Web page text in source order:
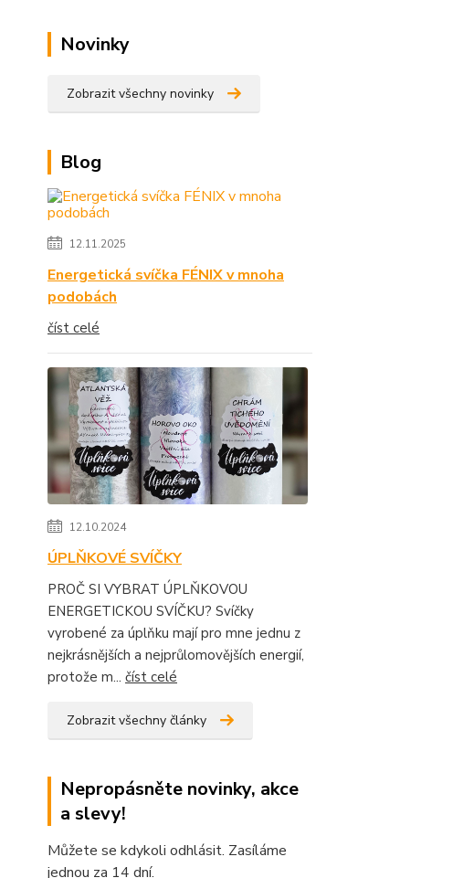
Novinky
Zobrazit všechny novinky
Blog
12.11.2025
Energetická svíčka FÉNIX v mnoha
podobách
číst celé
12.10.2024
ÚPLŇKOVÉ SVÍČKY
PROČ SI VYBRAT ÚPLŇKOVOU
ENERGETICKOU SVÍČKU? Svíčky
vyrobené za úplňku mají pro mne jednu z
nejkrásnějších a nejprůlomovějších energií,
protože m... číst celé
Zobrazit všechny články
Nepropásněte novinky, akce
a slevy!
Můžete se kdykoli odhlásit. Zasíláme
jednou za 14 dní.